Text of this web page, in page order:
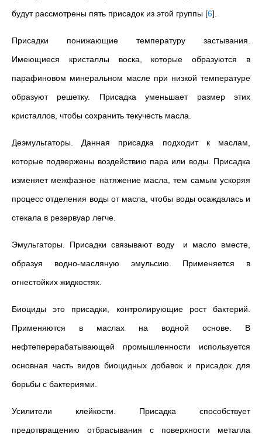
будут рассмотрены пять присадок из этой группы [6]
Присадки понижающие температуру застывания.
Имеющиеся кристаллы воска, которые образуются в
парафиновом минеральном масле при низкой температуре
образуют решетку. Присадка уменьшает размер этих
кристаллов, чтобы сохранить текучесть масла.
Деэмульгаторы. Данная присадка подходит к маслам,
которые подвержены воздействию пара или воды. Присадка
изменяет межфазное натяжение масла, тем самым ускоряя
процесс отделения воды от масла, чтобы воды осаждалась и
стекала в резервуар легче.
Эмульгаторы. Присадки связывают воду и масло вместе,
образуя водно-масляную эмульсию. Применяется в
огнестойких жидкостях.
Биоциды это присадки, контролирующие рост бактерий.
Применяются в маслах на водной основе. В
нефтеперерабатывающей промышленности используется
основная часть видов биоцидных добавок и присадок для
борьбы с бактериями.
Усилители клейкости. Присадка способствует
предотвращению отбрасывания с поверхности металла